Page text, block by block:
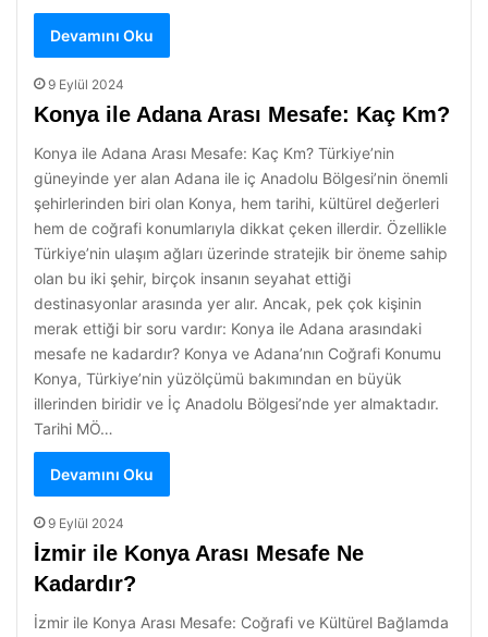
Devamını Oku
9 Eylül 2024
Konya ile Adana Arası Mesafe: Kaç Km?
Konya ile Adana Arası Mesafe: Kaç Km? Türkiye’nin
güneyinde yer alan Adana ile iç Anadolu Bölgesi’nin önemli
şehirlerinden biri olan Konya, hem tarihi, kültürel değerleri
hem de coğrafi konumlarıyla dikkat çeken illerdir. Özellikle
Türkiye’nin ulaşım ağları üzerinde stratejik bir öneme sahip
olan bu iki şehir, birçok insanın seyahat ettiği
destinasyonlar arasında yer alır. Ancak, pek çok kişinin
merak ettiği bir soru vardır: Konya ile Adana arasındaki
mesafe ne kadardır? Konya ve Adana’nın Coğrafi Konumu
Konya, Türkiye’nin yüzölçümü bakımından en büyük
illerinden biridir ve İç Anadolu Bölgesi’nde yer almaktadır.
Tarihi MÖ…
Devamını Oku
9 Eylül 2024
İzmir ile Konya Arası Mesafe Ne
Kadardır?
İzmir ile Konya Arası Mesafe: Coğrafi ve Kültürel Bağlamda